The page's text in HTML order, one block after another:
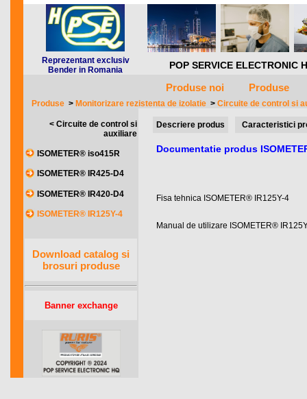
Reprezentant exclusiv
Bender in Romania
POP SERVICE
Produse noi Produse
Produse > Monitorizare rezistenta de izolatie > Circuite de control si
< Circuite de control si
auxiliare
ISOMETER® iso415R
ISOMETER® IR425-D4
ISOMETER® IR420-D4
ISOMETER® IR125Y-4
Download catalog si
brosuri produse
Banner exchange
Descriere produs Caracteristici
Documentatie produs
Fisa tehnica ISOMETER® IR125Y-4
Manual de utilizare ISOMETER®